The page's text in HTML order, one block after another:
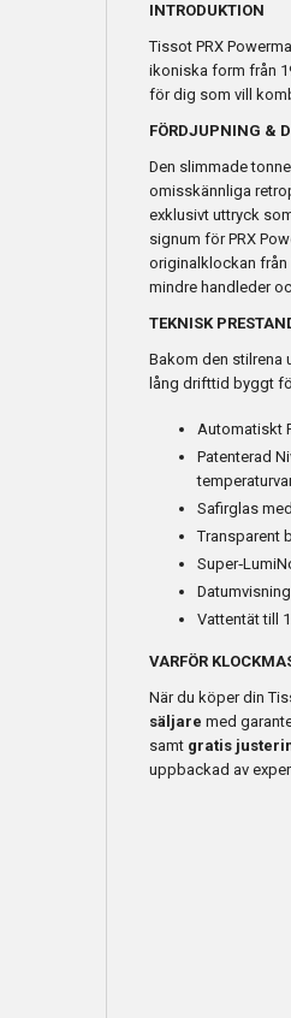
INTRODUKTION
Tissot PRX
ikoniska form från
för dig som vill
FÖRDJUPNING &
Den slimmade
omisskännliga
exklusivt uttryck
signum för PRX
originalklockan
mindre handleder
TEKNISK
Bakom den stilrena
lång drifttid byggt
Automatiskt
Patenterad
Safirglas
Transparent
Datumvisning
Vattentät till
VARFÖR
När du köper din
säljare med
samt gratis
uppbackad av